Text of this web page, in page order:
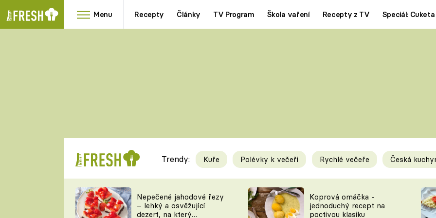
Menu Recepty Články TV Program Škola vaření Recepty z TV Speciál: Cuketa
RYCHLOVKY
Videorecepty
TEĎ VAŘÍ ŠÉF!
Tipy a triky
KAM ZA JÍDLEM
Trendy: Kuře Polévky k večeři Rychlé večeře Česká
Nepečené jahodové řezy
– lehký a osvěžující
dezert, na který
Koprová omáčka -
jednoduchý recept na
poctivou klasiku